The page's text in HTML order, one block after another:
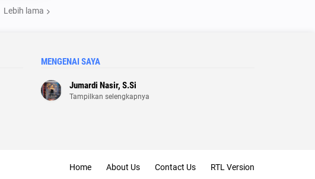
Lebih lama
MENGENAI SAYA
Jumardi Nasir, S.Si
Tampilkan selengkapnya
Home About Us Contact Us RTL Version